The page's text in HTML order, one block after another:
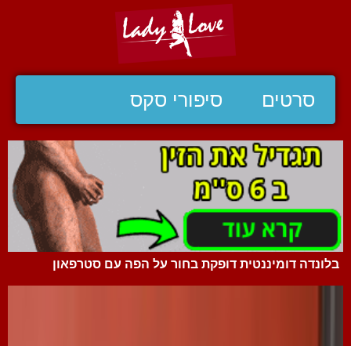
סרטים סיפורי סקס
בלונדה דומיננטית דופקת בחור על הפה עם סטרפאון